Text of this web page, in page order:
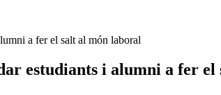
a fer el salt al món laboral
estudiants i alumni a fer